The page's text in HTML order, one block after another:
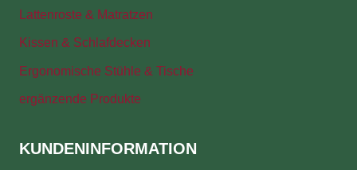
Lattenroste & Matratzen
Kissen & Schlafdecken
Ergonomische Stühle & Tische
ergänzende Produkte
KUNDENINFORMATION